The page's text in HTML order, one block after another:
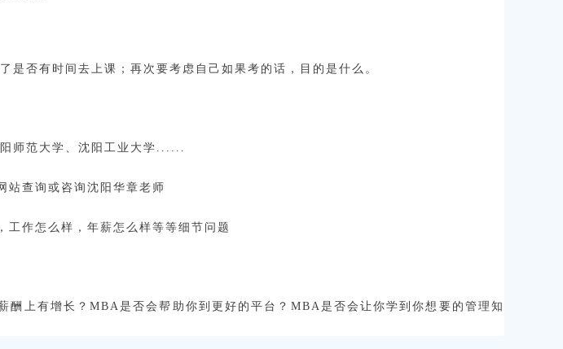
否有时间去上课；再次要考虑自己如果考的话，目的是什么。
师范大学、沈阳工业大学......
站查询或咨询沈阳华章老师
工作怎么样，年薪怎么样等等细节问题
上有增长？MBA是否会帮助你到更好的平台？MBA是否会让你学到你想要的管理知